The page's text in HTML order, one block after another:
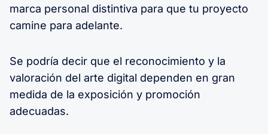
marca personal distintiva para que tu proyecto
camine para adelante.
Se podría decir que el reconocimiento y la
valoración del arte digital dependen en gran
medida de la exposición y promoción
adecuadas.